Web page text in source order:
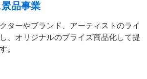
品事業
ターやブランド、アーティストのライ
、オリジナルのプライズ商品化して提
。